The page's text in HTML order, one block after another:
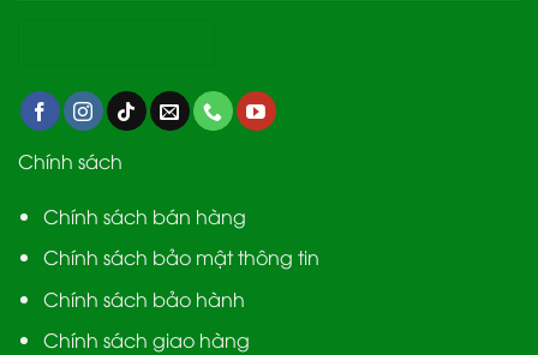
Chính sách
Chính sách bán hàng
Chính sách bảo mật thông tin
Chính sách bảo hành
Chính sách giao hàng